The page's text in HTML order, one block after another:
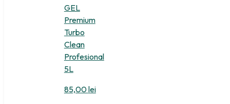
GEL
Premium
Turbo
Clean
Profesional
5L
85,00lei